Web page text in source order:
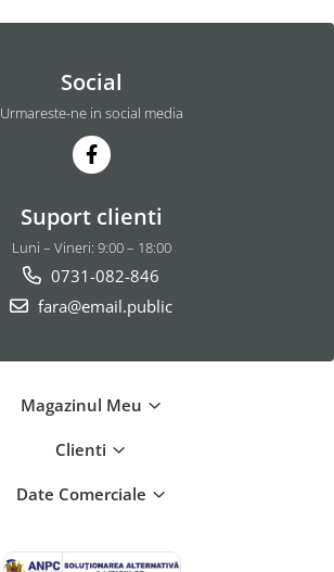
Social
Urmareste-ne in social media
Suport clienti
Luni – Vineri: 9:00 – 18:00
0731-082-846
fara@email.public
Magazinul Meu
Clienti
Date Comerciale